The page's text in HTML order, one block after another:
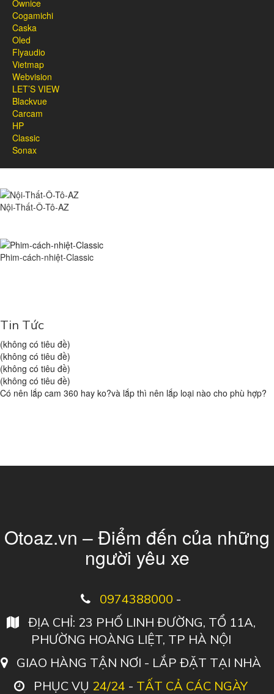
Ownice
Cogamichi
Caska
Oled
Flyaudio
Vietmap
Webvision
LET’S VIEW
Blackvue
Carcam
HP
Classic
Sonax
Nội-Thất-Ô-Tô-AZ
Phim-cách-nhiệt-Classic
Tin Tức
(không có tiêu đề)
(không có tiêu đề)
(không có tiêu đề)
(không có tiêu đề)
Có nên lắp cam 360 hay ko?và lắp thì nên lắp loại nào cho phù hợp?
Otoaz.vn – Điểm đến của những
người yêu xe
0974388000 -
ĐỊA CHỈ: 23 PHỐ LINH ĐƯỜNG, TỔ 11A,
PHƯỜNG HOÀNG LIỆT, TP HÀ NỘI
GIAO HÀNG TẬN NƠI - LẮP ĐẶT TẠI NHÀ
PHỤC VỤ 24/24 - TẤT CẢ CÁC NGÀY